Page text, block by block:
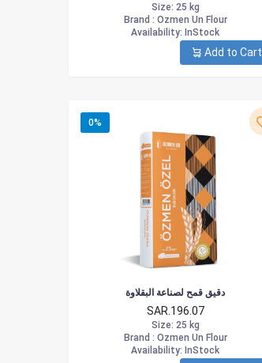
Size: 25 kg
Brand : Ozmen Un Flour
Availability: InStock
Add to Cart
0%
دقيق قمح لصناعة البقلاوة
SAR.196.07
Size: 25 kg
Brand : Ozmen Un Flour
Availability: InStock